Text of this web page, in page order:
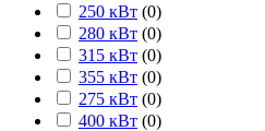
250 кВт (0)
280 кВт (0)
315 кВт (0)
355 кВт (0)
275 кВт (0)
400 кВт (0)